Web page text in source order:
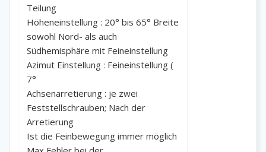
Teilung
Höheneinstellung : 20° bis 65° Breite
sowohl Nord- als auch
Südhemisphäre mit Feineinstellung
Azimut Einstellung : Feineinstellung (
7°
Achsenarretierung : je zwei
Feststellschrauben; Nach der
Arretierung
Ist die Feinbewegung immer möglich